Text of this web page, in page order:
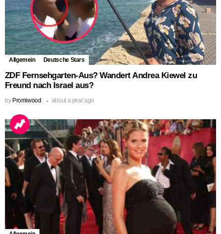
Allgemein Deutsche Stars
ZDF Fernsehgarten-Aus? Wandert Andrea Kiewel zu
Freund nach Israel aus?
by Promiwood about a year ago